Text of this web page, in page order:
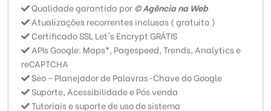
Qualidade garantida por© Agência na Web
Atualizações recorrentes inclusas ( gratuito )
Certificado SSL Let's Encrypt GRÁTIS
APIs Google: Maps*, Pagespeed, Trends, Analytics e
reCAPTCHA
Seo - Planejador de Palavras-Chave do Google
Suporte, Acessibilidade e Pós venda
Tutoriais e suporte de uso do sistema